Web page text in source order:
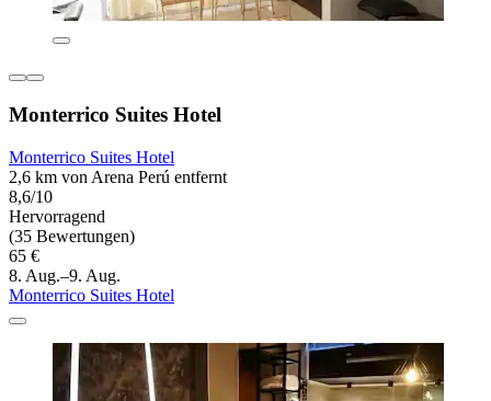
Monterrico Suites Hotel
Monterrico Suites Hotel
2,6 km von Arena Perú entfernt
8,6/10
Hervorragend
(35 Bewertungen)
65 €
8. Aug.–9. Aug.
Monterrico Suites Hotel